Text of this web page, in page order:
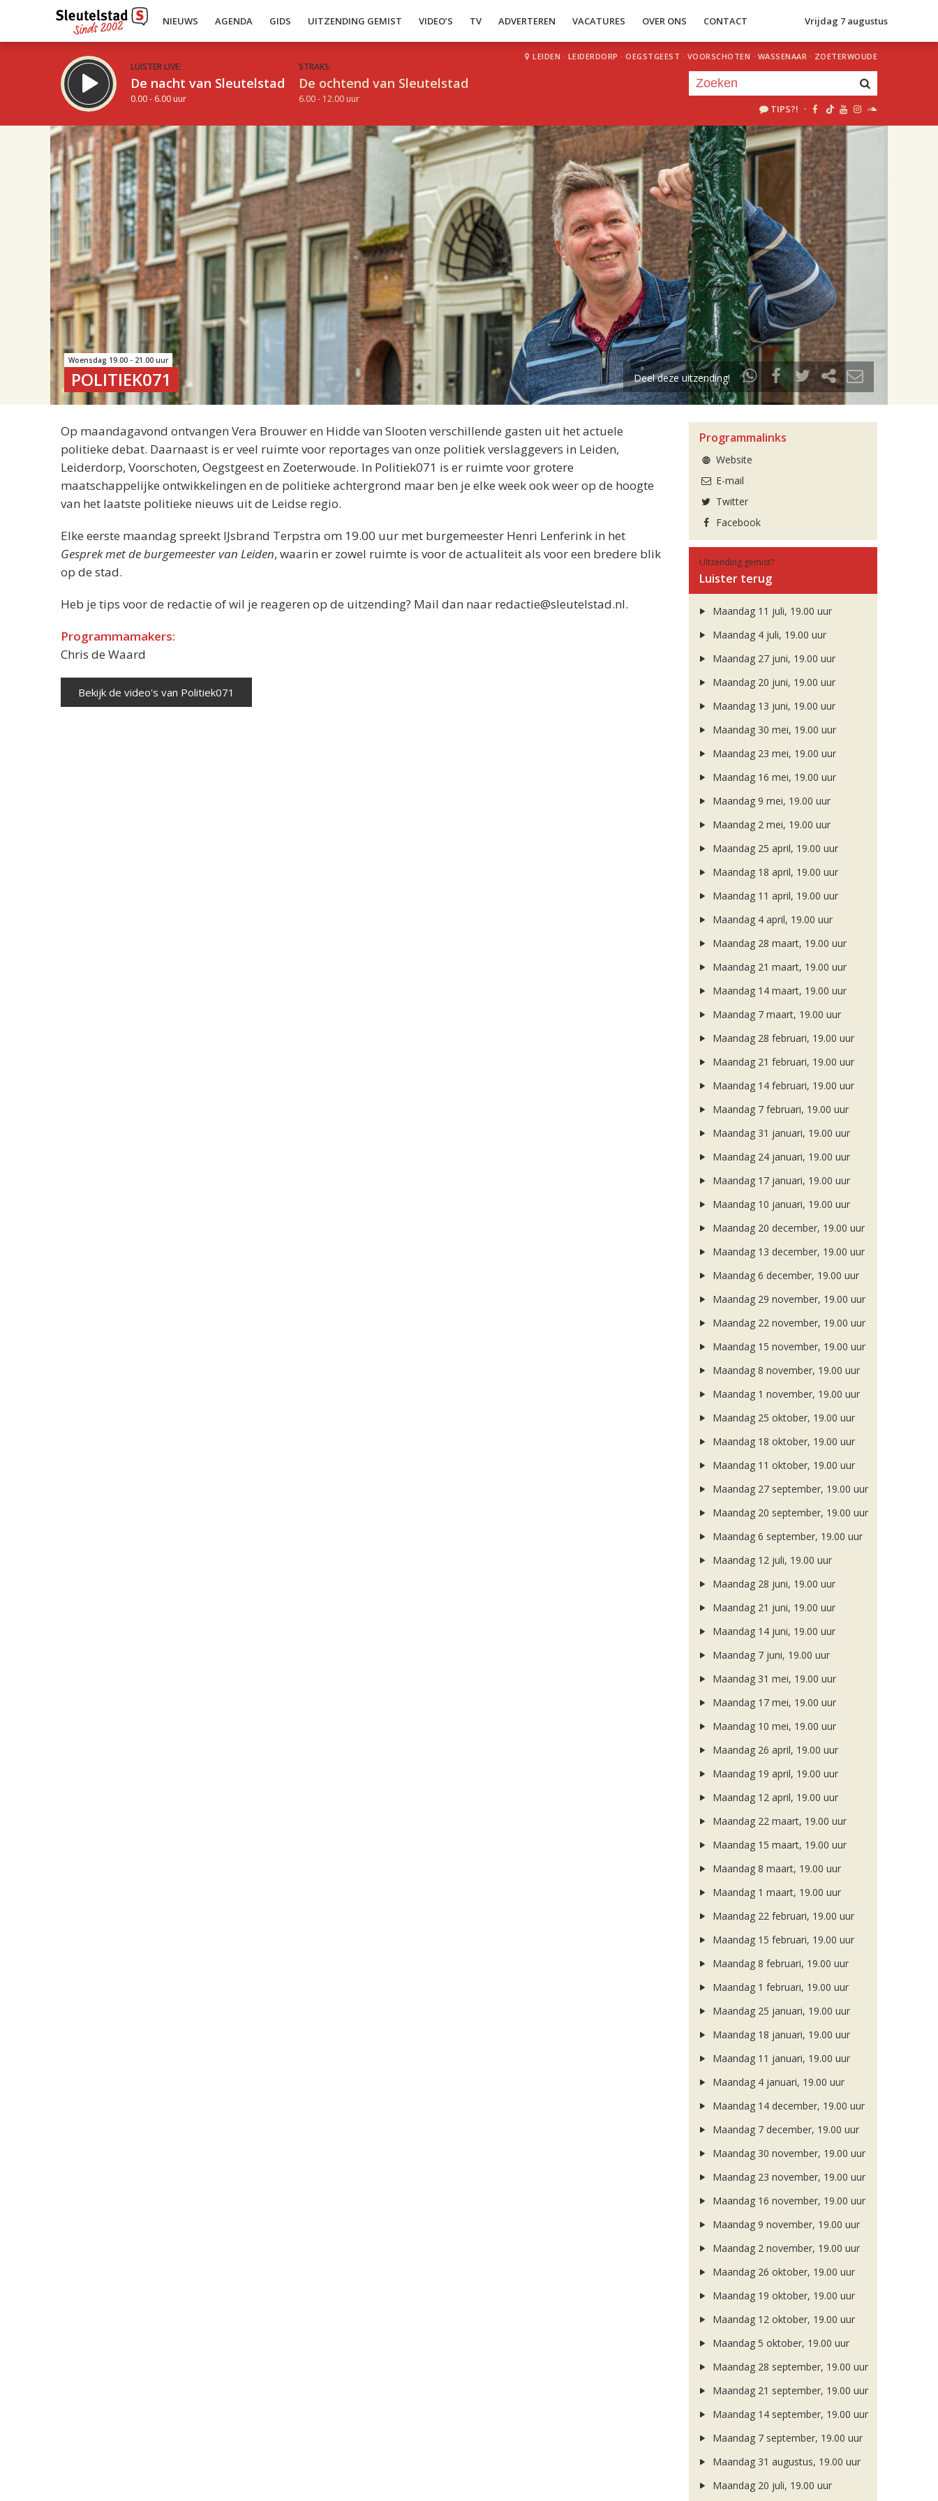
NIEUWS AGENDA GIDS UITZENDING GEMIST VIDEO’S TV ADVERTEREN VACATURES OVER ONS CONTACT Vrijdag 7 augustus
LUISTER LIVE:
De nacht van Sleutelstad
0.00 - 6.00 uur
STRAKS:
De ochtend van Sleutelstad
6.00 - 12.00 uur
LEIDEN · LEIDERDORP · OEGSTGEEST · VOORSCHOTEN · WASSENAAR · ZOETERWOUDE
TIPS?! ·
19.00 20.00
Je luistert nu naar uur 1 van 2
Vorig uur Volgend uur
Inklappen
Woensdag 19.00 - 21.00 uur
POLITIEK071 Deel deze uitzending!
Op maandagavond ontvangen Vera Brouwer en Hidde van Slooten verschillende gasten uit het actuele
politieke debat. Daarnaast is er veel ruimte voor reportages van onze politiek verslaggevers in Leiden,
Leiderdorp, Voorschoten, Oegstgeest en Zoeterwoude. In Politiek071 is er ruimte voor grotere
maatschappelijke ontwikkelingen en de politieke achtergrond maar ben je elke week ook weer op de hoogte
van het laatste politieke nieuws uit de Leidse regio.
Elke eerste maandag spreekt IJsbrand Terpstra om 19.00 uur met burgemeester Henri Lenferink in het
Gesprek met de burgemeester van Leiden, waarin er zowel ruimte is voor de actualiteit als voor een bredere blik
op de stad.
Heb je tips voor de redactie of wil je reageren op de uitzending? Mail dan naar redactie@sleutelstad.nl.
Programmamakers:
Chris de Waard
Bekijk de video's van Politiek071
Programmalinks
Website
E-mail
Twitter
Facebook
Uitzending gemist?
Luister terug
Maandag 11 juli, 19.00 uur
Maandag 4 juli, 19.00 uur
Maandag 27 juni, 19.00 uur
Maandag 20 juni, 19.00 uur
Maandag 13 juni, 19.00 uur
Maandag 30 mei, 19.00 uur
Maandag 23 mei, 19.00 uur
Maandag 16 mei, 19.00 uur
Maandag 9 mei, 19.00 uur
Maandag 2 mei, 19.00 uur
Maandag 25 april, 19.00 uur
Maandag 18 april, 19.00 uur
Maandag 11 april, 19.00 uur
Maandag 4 april, 19.00 uur
Maandag 28 maart, 19.00 uur
Maandag 21 maart, 19.00 uur
Maandag 14 maart, 19.00 uur
Maandag 7 maart, 19.00 uur
Maandag 28 februari, 19.00 uur
Maandag 21 februari, 19.00 uur
Maandag 14 februari, 19.00 uur
Maandag 7 februari, 19.00 uur
Maandag 31 januari, 19.00 uur
Maandag 24 januari, 19.00 uur
Maandag 17 januari, 19.00 uur
Maandag 10 januari, 19.00 uur
Maandag 20 december, 19.00 uur
Maandag 13 december, 19.00 uur
Maandag 6 december, 19.00 uur
Maandag 29 november, 19.00 uur
Maandag 22 november, 19.00 uur
Maandag 15 november, 19.00 uur
Maandag 8 november, 19.00 uur
Maandag 1 november, 19.00 uur
Maandag 25 oktober, 19.00 uur
Maandag 18 oktober, 19.00 uur
Maandag 11 oktober, 19.00 uur
Maandag 27 september, 19.00 uur
Maandag 20 september, 19.00 uur
Maandag 6 september, 19.00 uur
Maandag 12 juli, 19.00 uur
Maandag 28 juni, 19.00 uur
Maandag 21 juni, 19.00 uur
Maandag 14 juni, 19.00 uur
Maandag 7 juni, 19.00 uur
Maandag 31 mei, 19.00 uur
Maandag 17 mei, 19.00 uur
Maandag 10 mei, 19.00 uur
Maandag 26 april, 19.00 uur
Maandag 19 april, 19.00 uur
Maandag 12 april, 19.00 uur
Maandag 22 maart, 19.00 uur
Maandag 15 maart, 19.00 uur
Maandag 8 maart, 19.00 uur
Maandag 1 maart, 19.00 uur
Maandag 22 februari, 19.00 uur
Maandag 15 februari, 19.00 uur
Maandag 8 februari, 19.00 uur
Maandag 1 februari, 19.00 uur
Maandag 25 januari, 19.00 uur
Maandag 18 januari, 19.00 uur
Maandag 11 januari, 19.00 uur
Maandag 4 januari, 19.00 uur
Maandag 14 december, 19.00 uur
Maandag 7 december, 19.00 uur
Maandag 30 november, 19.00 uur
Maandag 23 november, 19.00 uur
Maandag 16 november, 19.00 uur
Maandag 9 november, 19.00 uur
Maandag 2 november, 19.00 uur
Maandag 26 oktober, 19.00 uur
Maandag 19 oktober, 19.00 uur
Maandag 12 oktober, 19.00 uur
Maandag 5 oktober, 19.00 uur
Maandag 28 september, 19.00 uur
Maandag 21 september, 19.00 uur
Maandag 14 september, 19.00 uur
Maandag 7 september, 19.00 uur
Maandag 31 augustus, 19.00 uur
Maandag 20 juli, 19.00 uur